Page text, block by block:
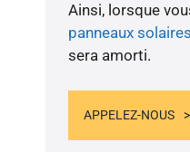
Ainsi, lorsque
panneaux solaires
sera amorti.
APPELEZ-NOUS